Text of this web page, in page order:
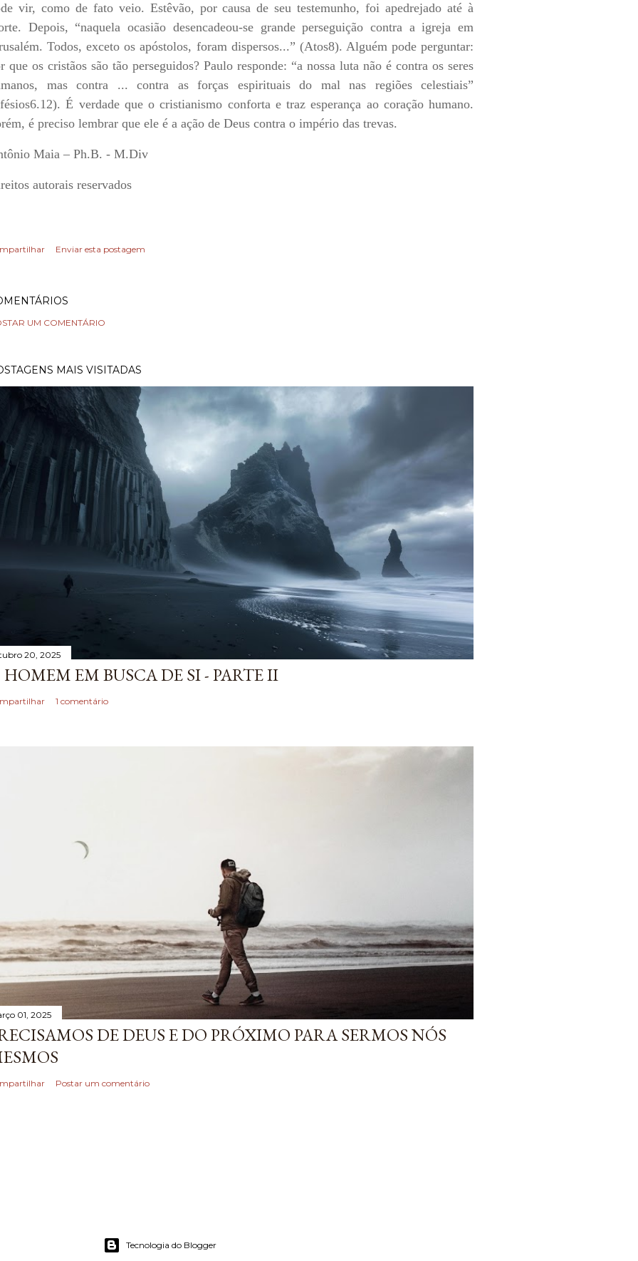
vir, como de fato veio. Estêvão, por causa de seu testemunho, foi apedrejado até à
Depois, “naquela ocasião desencadeou-se grande perseguição contra a igreja em
Todos, exceto os apóstolos, foram dispersos...” (Atos8). Alguém pode perguntar:
que os cristãos são tão perseguidos? Paulo responde: “a nossa luta não é contra os seres
mas contra ... contra as forças espirituais do mal nas regiões celestiais”
É verdade que o cristianismo conforta e traz esperança ao coração humano.
é preciso lembrar que ele é a ação de Deus contra o império das trevas.
Maia – Ph.B. - M.Div
autorais reservados
Enviar esta postagem
UM COMENTÁRIO
MAIS VISITADAS
20, 2025
HOMEM EM BUSCA DE SI - PARTE II
1 comentário
01, 2025
DE DEUS E DO PRÓXIMO PARA SERMOS NÓS
Postar um comentário
Tecnologia do Blogger